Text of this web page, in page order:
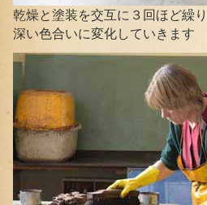
乾燥と塗装を交互に３回ほど繰
深い色合いに変化していきます